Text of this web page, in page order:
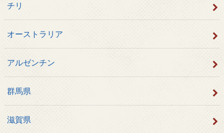
チリ
オーストラリア
アルゼンチン
群馬県
滋賀県